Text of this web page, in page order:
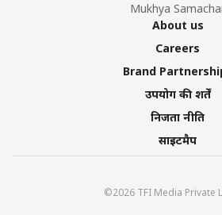
Mukhya
About us
Careers
Brand
उपयोग की शर्तें
निजता नीति
साइटमैप
©2026 TFI Media Private